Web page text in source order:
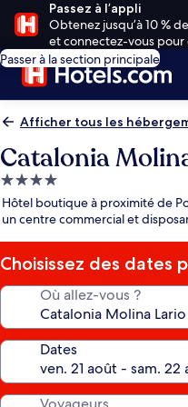
Passez à l’appli
Obtenez jusqu’à 10 %
et connectez-vous
Passer à la section principale
Afficher tous les
Catalonia
Hébergement
4.0 étoiles
Hôtel boutique à proximité de
un centre commercial et
Choisissez des dates
Où allez-vous ?
Dates